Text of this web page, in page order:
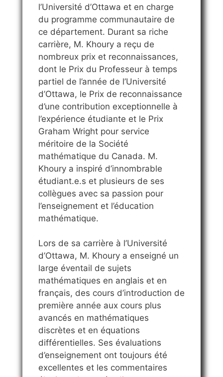
l’Université d’Ottawa et en charge
du programme communautaire de
ce département. Durant sa riche
carrière, M. Khoury a reçu de
nombreux prix et reconnaissances,
dont le Prix du Professeur à temps
partiel de l’année de l’Université
d’Ottawa, le Prix de reconnaissance
d’une contribution exceptionnelle à
l’expérience étudiante et le Prix
Graham Wright pour service
méritoire de la Société
mathématique du Canada. M.
Khoury a inspiré d’innombrable
étudiant.e.s et plusieurs de ses
collègues avec sa passion pour
l’enseignement et l’éducation
mathématique.
Lors de sa carrière à l’Université
d’Ottawa, M. Khoury a enseigné un
large éventail de sujets
mathématiques en anglais et en
français, des cours d’introduction de
première année aux cours plus
avancés en mathématiques
discrètes et en équations
différentielles. Ses évaluations
d’enseignement ont toujours été
excellentes et les commentaires